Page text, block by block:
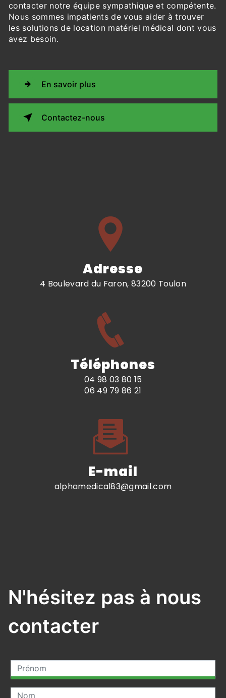
contacter notre équipe sympathique et compétente.
Nous sommes impatients de vous aider à trouver
les solutions de location matériel médical dont vous
avez besoin.
En savoir plus
Contactez-nous
Adresse
4 Boulevard du Faron, 83200 Toulon
Téléphones
04 98 03 80 15
06 49 79 86 21
E-mail
alphamedical83@gmail.com
N'hésitez pas à nous
contacter